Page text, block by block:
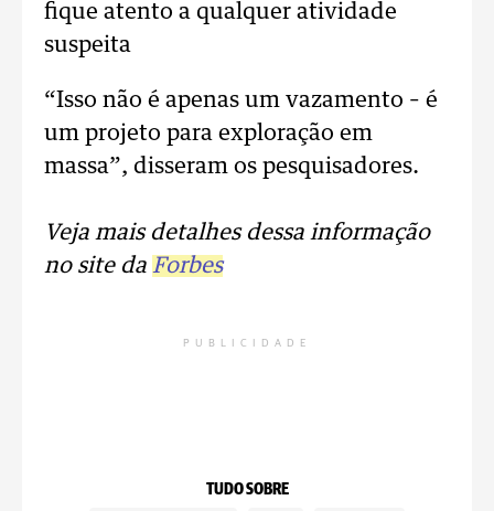
fique atento a qualquer atividade
suspeita
“Isso não é apenas um vazamento – é
um projeto para exploração em
massa”, disseram os pesquisadores.
Veja mais detalhes dessa informação
no site da Forbes
PUBLICIDADE
TUDO SOBRE